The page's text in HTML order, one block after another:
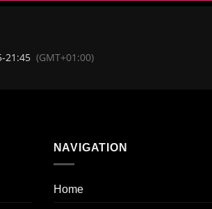
-21:45 (GMT+01:00)
NAVIGATION
Home